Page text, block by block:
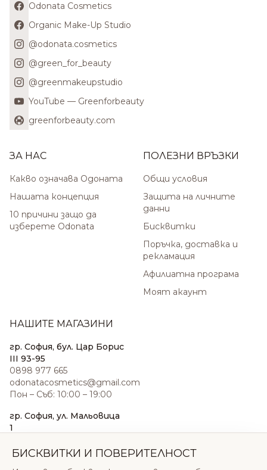
Odonata Cosmetics
Organic Make-Up Studio
@odonata.cosmetics
@green_for_beauty
@greenmakeupstudio
YouTube — Greenforbeauty
greenforbeauty.com
ЗА НАС
Какво означава Одоната
Нашата концепция
10 причини защо да
изберете Odonata
ПОЛЕЗНИ ВРЪЗКИ
Общи условия
Защита на личните
данни
Бисквитки
Поръчка, доставка и
рекламация
Афилиатна програма
Моят акаунт
НАШИТЕ МАГАЗИНИ
гр. София, бул. Цар Борис
III 93-95
0898 977 665
odonatacosmetics@gmail.com
Пон – Съб: 10:00 – 19:00
гр. София, ул. Мальовица
1
sales@odonatacosmetics.com
БИСКВИТКИ И ПОВЕРИТЕЛНОСТ